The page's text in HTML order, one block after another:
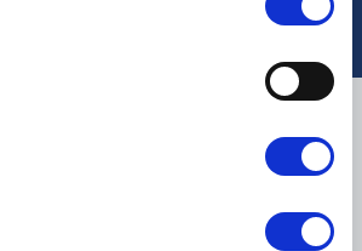
TNT, GÉODIS, FRANCE EXPRESS, DPD